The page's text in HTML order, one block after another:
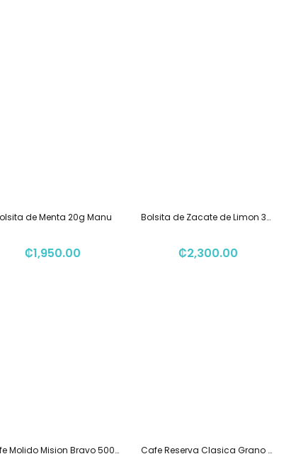
de Menta 20g Manu
₡1,950.00
Bolsita de Zacate de Limon 30g May Manu
₡2,300.00
Cafe Molido Mision Bravo 500g Tueste Oscuro Proceso Miel Cafe Reserva Clasica Grano 340grs